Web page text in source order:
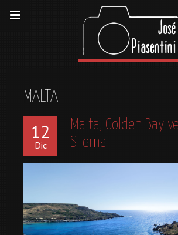
MALTA
12
Dic
Malta, Golden Bay
Sliema